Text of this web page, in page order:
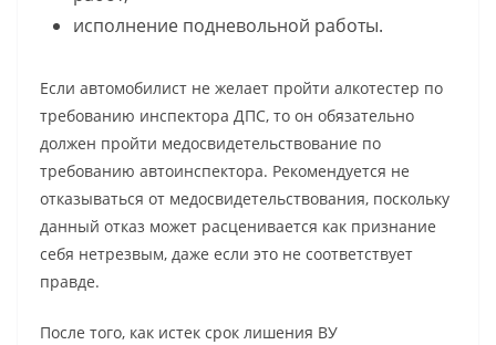
исполнение подневольной работы.
Если автомобилист не желает пройти алкотестер по
требованию инспектора ДПС, то он обязательно
должен пройти медосвидетельствование по
требованию автоинспектора. Рекомендуется не
отказываться от медосвидетельствования, поскольку
данный отказ может расценивается как признание
себя нетрезвым, даже если это не соответствует
правде.
После того, как истек срок лишения ВУ